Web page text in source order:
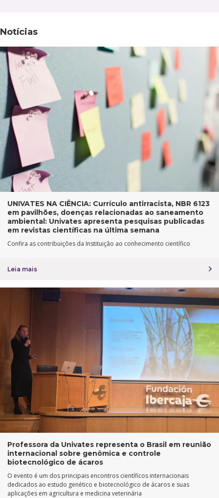
Notícias
UNIVATES NA CIÊNCIA: Currículo antirracista, NBR 6123
em pavilhões, doenças relacionadas ao saneamento
ambiental: Univates apresenta pesquisas publicadas
em revistas científicas na última semana
Confira as contribuições da Instituição ao conhecimento científico
Leia mais
Professora da Univates representa o Brasil em reunião
internacional sobre genômica e controle
biotecnológico de ácaros
O evento é um dos principais encontros científicos internacionais
dedicados ao estudo genético e biotecnológico de ácaros e suas
aplicações em agricultura e medicina veterinária